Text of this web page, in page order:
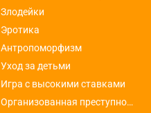
Злодейки
Эротика
Антропоморфизм
Уход за детьми
Игра с высокими ставками
Организованная преступность